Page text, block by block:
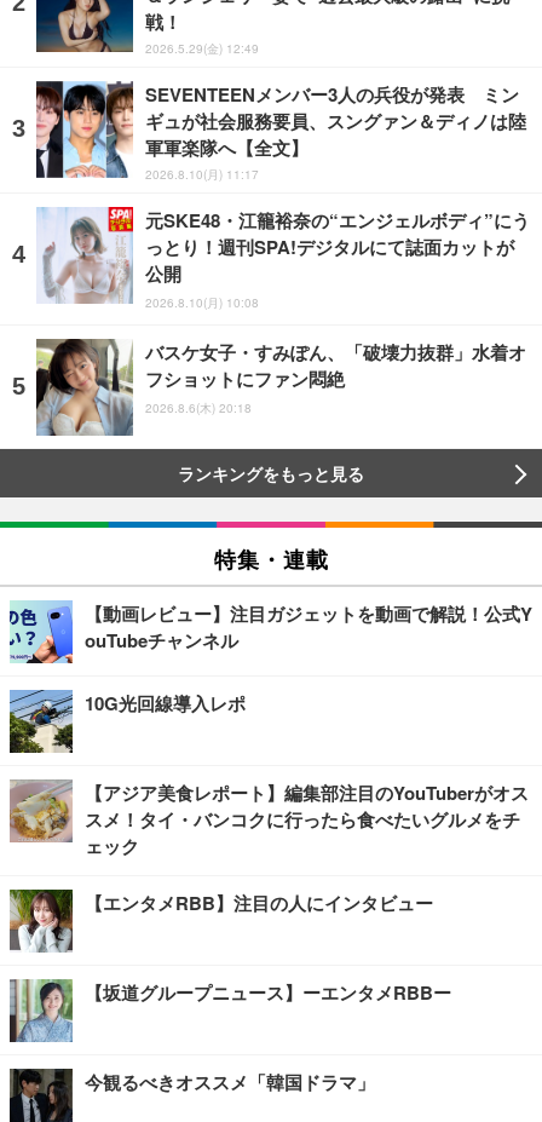
戦！
2026.5.29(金) 12:49
SEVENTEENメンバー3人の兵役が発表 ミン
ギュが社会服務要員、スングァン＆ディノは陸
軍軍楽隊へ【全文】
2026.8.10(月) 11:17
元SKE48・江籠裕奈の“エンジェルボディ”にう
っとり！週刊SPA!デジタルにて誌面カットが
公開
2026.8.10(月) 10:08
バスケ女子・すみぽん、「破壊力抜群」水着オ
フショットにファン悶絶
2026.8.6(木) 20:18
ランキングをもっと見る
特集・連載
【動画レビュー】注目ガジェットを動画で解説！公式Y
ouTubeチャンネル
10G光回線導入レポ
【アジア美食レポート】編集部注目のYouTuberがオス
スメ！タイ・バンコクに行ったら食べたいグルメをチ
ェック
【エンタメRBB】注目の人にインタビュー
【坂道グループニュース】ーエンタメRBBー
今観るべきオススメ「韓国ドラマ」